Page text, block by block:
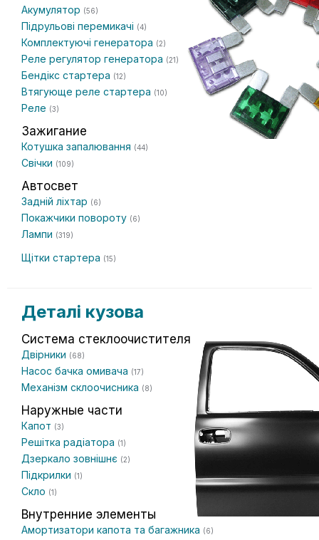
Акумулятор (56)
Підрульові перемикачі (4)
Комплектуючі генератора (2)
Реле регулятор генератора (21)
Бендікс стартера (12)
Втягующе реле стартера (10)
Реле (3)
Зажигание
Котушка запалювання (44)
Свічки (109)
Автосвет
Задній ліхтар (6)
Покажчики повороту (6)
Лампи (319)
Щітки стартера (15)
Деталі кузова
Система стеклоочистителя
Двірники (68)
Насос бачка омивача (17)
Механізм склоочисника (8)
Наружные части
Капот (3)
Решітка радіатора (1)
Дзеркало зовнішнє (2)
Підкрилки (1)
Скло (1)
Внутренние элементы
Амортизатори капота та багажника (6)